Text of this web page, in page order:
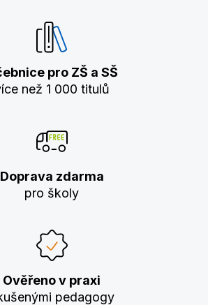
pro ZŠ a SŠ
než 1 000 titulů
Doprava zdarma
pro školy
Ověřeno v praxi
pedagogy